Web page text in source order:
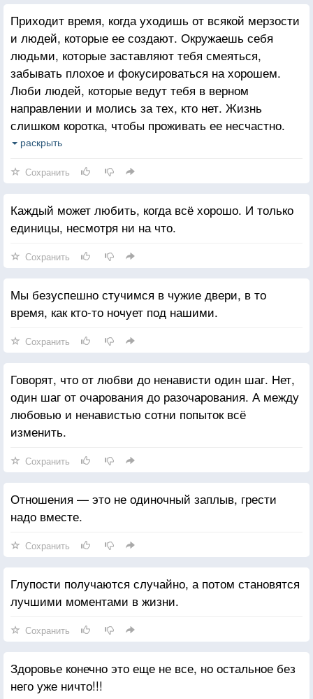
Приходит время, когда уходишь от всякой мерзости
и людей, которые ее создают. Окружаешь себя
людьми, которые заставляют тебя смеяться,
забывать плохое и фокусироваться на хорошем.
Люби людей, которые ведут тебя в верном
направлении и молись за тех, кто нет. Жизнь
слишком коротка, чтобы проживать ее несчастно.
Падение - это часть жизни, но восстание - сама
раскрыть
Сохранить
Каждый может любить, когда всё хорошо. И только
единицы, несмотря ни на что.
Сохранить
Мы безуспешно стучимся в чужие двери, в то
время, как кто-то ночует под нашими.
Сохранить
Говорят, что от любви до ненависти один шаг. Нет,
один шаг от очарования до разочарования. А между
любовью и ненавистью сотни попыток всё
изменить.
Сохранить
Отношения — это не одиночный заплыв, грести
надо вместе.
Сохранить
Глупости получаются случайно, а потом становятся
лучшими моментами в жизни.
Сохранить
Здоровье конечно это еще не все, но остальное без
него уже ничто!!!